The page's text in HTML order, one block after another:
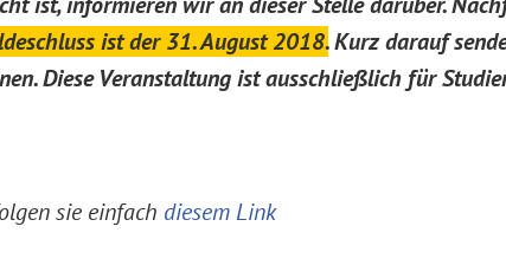
ist der 31. August 2018.Kurz darauf
Diese Veranstaltung ist ausschließlich für
sie einfach diesem Link